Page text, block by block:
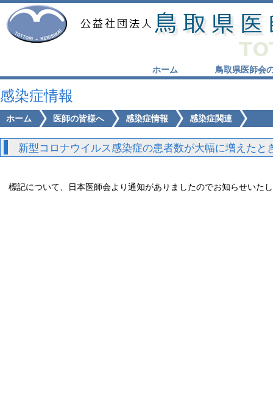
ホーム 鳥取県医師会
感染症情報
ホーム 医師の皆様へ 感染症情報 感染症関連
新型コロナウイルス感染症の患者数が大幅に増えた
標記について、日本医師会より通知がありましたのでお知らせいた